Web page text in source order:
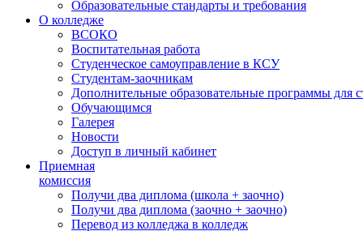
Образовательные стандарты и требования
О колледже
ВСОКО
Воспитательная работа
Студенческое самоуправление в КСУ
Студентам-заочникам
Дополнительные образовательные программы для
Обучающимся
Галерея
Новости
Доступ в личный кабинет
Приемная
комиссия
Получи два диплома (школа + заочно)
Получи два диплома (заочно + заочно)
Перевод из колледжа в колледж